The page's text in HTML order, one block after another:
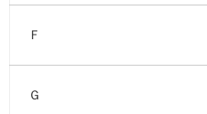
Ｆ
Ｇ